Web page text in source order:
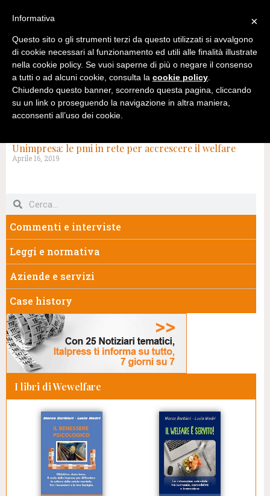
Unimpresa: le pmi in rete per accrescere il welfare
Aprile 16, 2019
Commenti e interviste
Leggi e normativa
Aziende e servizi
Case history
I libri di Wewelfare
×
Informativa
Questo sito o gli strumenti terzi da questo utilizzati si avvalgono
di cookie necessari al funzionamento ed utili alle finalità illustrate
nella cookie policy. Se vuoi saperne di più o negare il consenso
a tutti o ad alcuni cookie, consulta la cookie policy.
Chiudendo questo banner, scorrendo questa pagina, cliccando
su un link o proseguendo la navigazione in altra maniera,
acconsenti all’uso dei cookie.